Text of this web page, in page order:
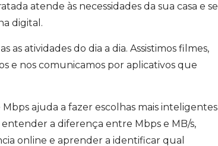
atende às necessidades da sua casa e se
digital.
atividades do dia a dia. Assistimos filmes,
e nos comunicamos por aplicativos que
ajuda a fazer escolhas mais inteligentes
a diferença entre Mbps e MB/s,
online e aprender a identificar qual